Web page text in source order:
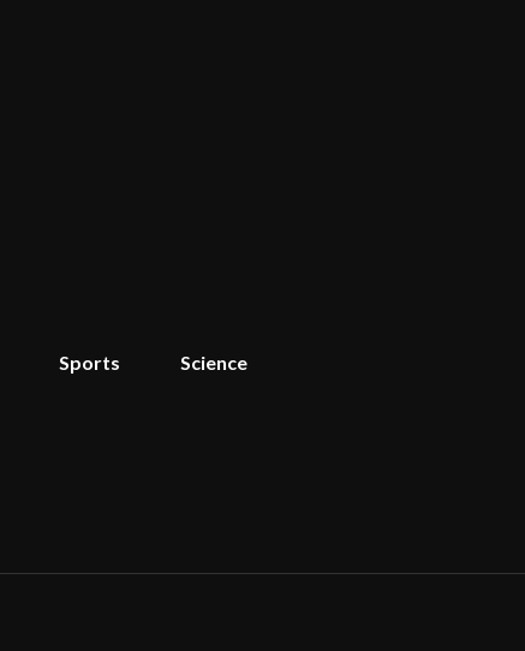
Sports Science